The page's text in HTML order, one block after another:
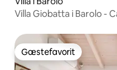
Villa Giobatta i Barolo -
Gæstefavorit
Gæstefavorit